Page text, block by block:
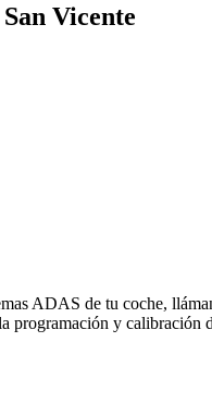
Vicente
ADAS de tu coche,
programación y